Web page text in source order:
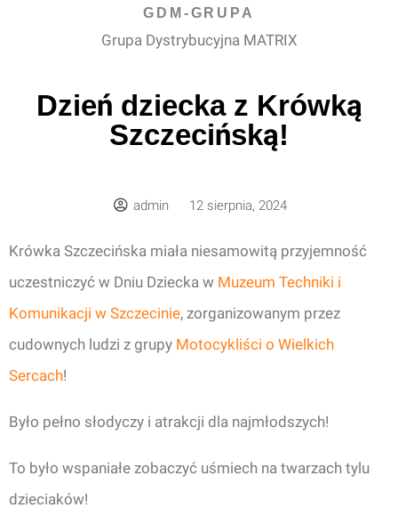
GDM-GRUPA
Grupa Dystrybucyjna MATRIX
Dzień dziecka z Krówką
Szczecińską!
admin 12 sierpnia, 2024
Krówka Szczecińska miała niesamowitą przyjemność
uczestniczyć w Dniu Dziecka w Muzeum Techniki i
Komunikacji w Szczecinie, zorganizowanym przez
cudownych ludzi z grupy Motocykliści o Wielkich
Sercach!
Było pełno słodyczy i atrakcji dla najmłodszych!
To było wspaniałe zobaczyć uśmiech na twarzach tylu
dzieciaków!